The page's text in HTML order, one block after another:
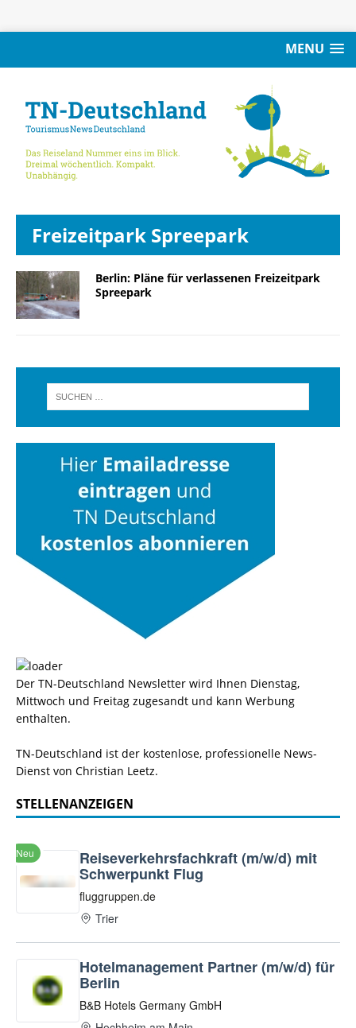
MENU
Freizeitpark Spreepark
Berlin: Pläne für verlassenen Freizeitpark
Spreepark
Der TN-Deutschland Newsletter wird Ihnen Dienstag,
Mittwoch und Freitag zugesandt und kann Werbung
enthalten.
TN-Deutschland ist der kostenlose, professionelle News-
Dienst von Christian Leetz.
STELLENANZEIGEN